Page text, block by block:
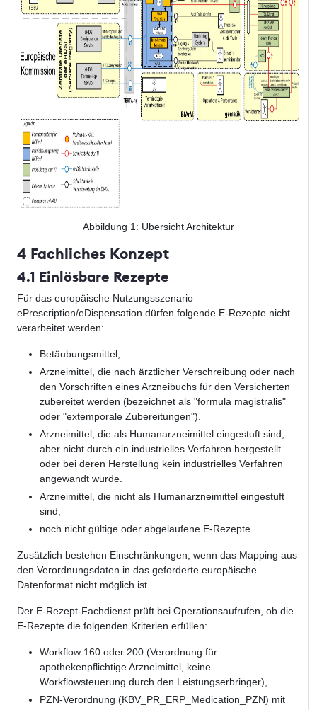
Abbildung 1: Übersicht Architektur
4 Fachliches Konzept
4.1 Einlösbare Rezepte
Für das europäische Nutzungsszenario
ePrescription/eDispensation dürfen folgende E-Rezepte nicht
verarbeitet werden:
Betäubungsmittel,
Arzneimittel, die nach ärztlicher Verschreibung oder nach
den Vorschriften eines Arzneibuchs für den Versicherten
zubereitet werden (bezeichnet als "formula magistralis"
oder "extemporale Zubereitungen").
Arzneimittel, die als Humanarzneimittel eingestuft sind,
aber nicht durch ein industrielles Verfahren hergestellt
oder bei deren Herstellung kein industrielles Verfahren
angewandt wurde.
Arzneimittel, die nicht als Humanarzneimittel eingestuft
sind,
noch nicht gültige oder abgelaufene E-Rezepte.
Zusätzlich bestehen Einschränkungen, wenn das Mapping aus
den Verordnungsdaten in das geforderte europäische
Datenformat nicht möglich ist.
Der E-Rezept-Fachdienst prüft bei Operationsaufrufen, ob die
E-Rezepte die folgenden Kriterien erfüllen:
Workflow 160 oder 200 (Verordnung für
apothekenpflichtige Arzneimittel, keine
Workflowsteuerung durch den Leistungserbringer),
PZN-Verordnung (KBV_PR_ERP_Medication_PZN) mit